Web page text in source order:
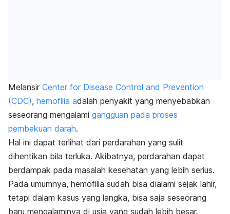
Melansir Center for Disease Control and Prevention
(CDC), hemofilia adalah penyakit yang menyebabkan
seseorang mengalami gangguan pada proses
pembekuan darah.
Hal ini dapat terlihat dari perdarahan yang sulit
dihentikan bila terluka. Akibatnya, perdarahan dapat
berdampak pada masalah kesehatan yang lebih serius.
Pada umumnya, hemofilia sudah bisa dialami sejak lahir,
tetapi dalam kasus yang langka, bisa saja seseorang
baru mengalaminya di usia yang sudah lebih besar.